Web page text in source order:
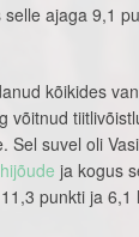
selle ajaga 9,1
kõikides
võitnud
Sel suvel oli
ja kogus
punkti ja 6,1